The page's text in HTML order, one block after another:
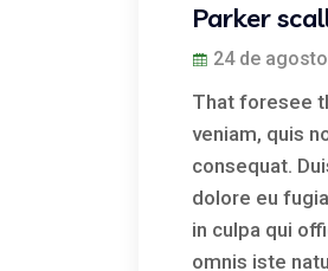
Parker
24 de
That foresee
veniam, quis
consequat.
dolore eu
in culpa qui
omnis iste